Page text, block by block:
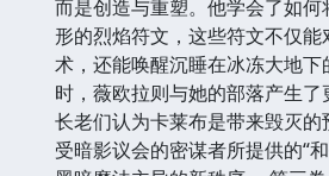
而是创造与重塑。他学会了如何
形的烈焰符文，这些符文不仅
术，还能唤醒沉睡在冰冻大地
时，薇欧拉则与她的部落产生
长老们认为卡莱布是带来毁灭
受暗影议会的密谋者所提供的“